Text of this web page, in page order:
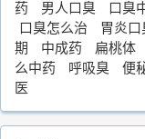
药
男人口臭 口臭
口臭怎么治
胃炎口
期
中成药 扁桃体
么中药
呼吸臭 便
医